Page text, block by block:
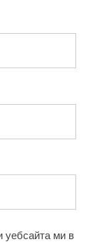
уебсайта ми в